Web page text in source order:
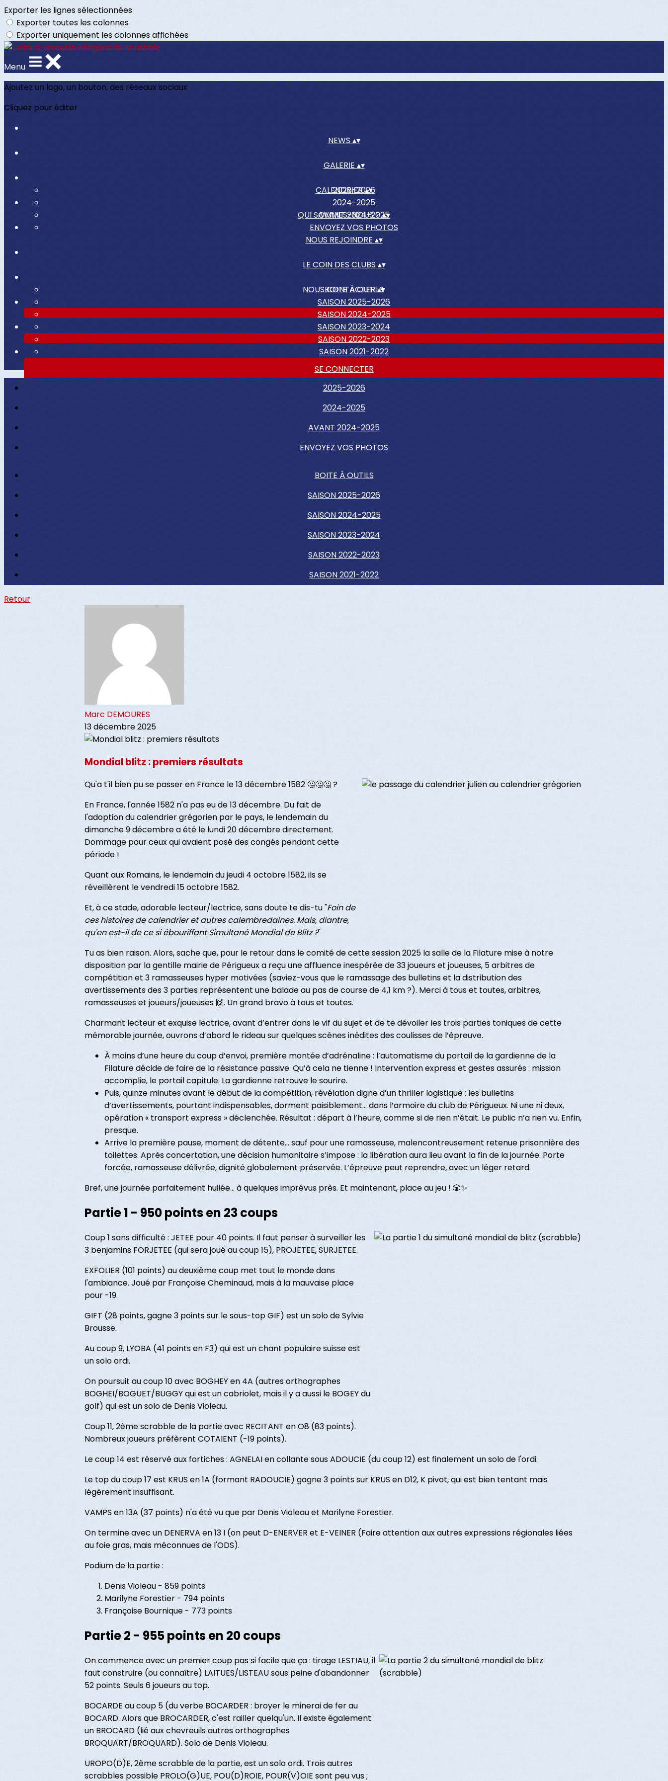
Exporter les lignes sélectionnées
Exporter toutes les colonnes
Exporter uniquement les colonnes affichées
Menu
Ajoutez un logo, un bouton, des réseaux sociaux
Cliquez pour éditer
NEWS ▴▾
GALERIE ▴▾
2025-2026
2024-2025
AVANT 2024-2025
ENVOYEZ VOS PHOTOS
CALENDRIER▴▾
QUI SOMMES-NOUS ?▴▾
NOUS REJOINDRE ▴▾
LE COIN DES CLUBS ▴▾
BOITE À OUTILS
SAISON 2025-2026
SAISON 2024-2025
SAISON 2023-2024
SAISON 2022-2023
SAISON 2021-2022
NOUS CONTACTER▴▾
SE CONNECTER
2025-2026
2024-2025
AVANT 2024-2025
ENVOYEZ VOS PHOTOS
BOITE À OUTILS
SAISON 2025-2026
SAISON 2024-2025
SAISON 2023-2024
SAISON 2022-2023
SAISON 2021-2022
Retour
Marc DEMOURES
13 décembre 2025
Mondial blitz : premiers résultats
Qu'a t'il bien pu se passer en France le 13 décembre 1582 🤔🤔🤔 ?
En France, l'année 1582 n'a pas eu de 13 décembre. Du fait de
l'adoption du calendrier grégorien par le pays, le lendemain du
dimanche 9 décembre a été le lundi 20 décembre directement.
Dommage pour ceux qui avaient posé des congés pendant cette
période !
Quant aux Romains, le lendemain du jeudi 4 octobre 1582, ils se
réveillèrent le vendredi 15 octobre 1582.
Et, à ce stade, adorable lecteur/lectrice, sans doute te dis-tu "Foin de
ces histoires de calendrier et autres calembredaines. Mais, diantre,
qu'en est-il de ce si ébouriffant Simultané Mondial de Blitz ?"
Tu as bien raison. Alors, sache que, pour le retour dans le comité de cette session 2025 la salle de la Filature mise à notre
disposition par la gentille mairie de Périgueux a reçu une affluence inespérée de 33 joueurs et joueuses, 5 arbitres de
compétition et 3 ramasseuses hyper motivées (saviez-vous que le ramassage des bulletins et la distribution des
avertissements des 3 parties représentent une balade au pas de course de 4,1 km ?). Merci à tous et toutes, arbitres,
ramasseuses et joueurs/joueuses 🙌. Un grand bravo à tous et toutes.
Charmant lecteur et exquise lectrice, avant d’entrer dans le vif du sujet et de te dévoiler les trois parties toniques de cette
mémorable journée, ouvrons d’abord le rideau sur quelques scènes inédites des coulisses de l’épreuve.
À moins d’une heure du coup d’envoi, première montée d’adrénaline : l’automatisme du portail de la gardienne de la
Filature décide de faire de la résistance passive. Qu’à cela ne tienne ! Intervention express et gestes assurés : mission
accomplie, le portail capitule. La gardienne retrouve le sourire.
Puis, quinze minutes avant le début de la compétition, révélation digne d’un thriller logistique : les bulletins
d’avertissements, pourtant indispensables, dorment paisiblement… dans l’armoire du club de Périgueux. Ni une ni deux,
opération « transport express » déclenchée. Résultat : départ à l’heure, comme si de rien n’était. Le public n’a rien vu. Enfin,
presque.
Arrive la première pause, moment de détente… sauf pour une ramasseuse, malencontreusement retenue prisonnière des
toilettes. Après concertation, une décision humanitaire s’impose : la libération aura lieu avant la fin de la journée. Porte
forcée, ramasseuse délivrée, dignité globalement préservée. L’épreuve peut reprendre, avec un léger retard.
Bref, une journée parfaitement huilée… à quelques imprévus près. Et maintenant, place au jeu ! 🎲✨
Partie 1 - 950 points en 23 coups
Coup 1 sans difficulté : JETEE pour 40 points. Il faut penser à surveiller les
3 benjamins FORJETEE (qui sera joué au coup 15), PROJETEE, SURJETEE.
EXFOLIER (101 points) au deuxième coup met tout le monde dans
l'ambiance. Joué par Françoise Cheminaud, mais à la mauvaise place
pour -19.
GIFT (28 points, gagne 3 points sur le sous-top GIF) est un solo de Sylvie
Brousse.
Au coup 9, LYOBA (41 points en F3) qui est un chant populaire suisse est
un solo ordi.
On poursuit au coup 10 avec BOGHEY en 4A (autres orthographes
BOGHEI/BOGUET/BUGGY qui est un cabriolet, mais il y a aussi le BOGEY du
golf) qui est un solo de Denis Violeau.
Coup 11, 2ème scrabble de la partie avec RECITANT en O8 (83 points).
Nombreux joueurs préfèrent COTAIENT (-19 points).
Le coup 14 est réservé aux fortiches : AGNELAI en collante sous ADOUCIE (du coup 12) est finalement un solo de l'ordi.
Le top du coup 17 est KRUS en 1A (formant RADOUCIE) gagne 3 points sur KRUS en D12, K pivot, qui est bien tentant mais
légèrement insuffisant.
VAMPS en 13A (37 points) n'a été vu que par Denis Violeau et Marilyne Forestier.
On termine avec un DENERVA en 13 I (on peut D-ENERVER et E-VEINER (Faire attention aux autres expressions régionales liées
au foie gras, mais méconnues de l'ODS).
Podium de la partie :
Denis Violeau - 859 points
Marilyne Forestier - 794 points
Françoise Bournique - 773 points
Partie 2 - 955 points en 20 coups
On commence avec un premier coup pas si facile que ça : tirage LESTIAU, il
faut construire (ou connaître) LAITUES/LISTEAU sous peine d'abandonner
52 points. Seuls 6 joueurs au top.
BOCARDE au coup 5 (du verbe BOCARDER : broyer le minerai de fer au
BOCARD. Alors que BROCARDER, c'est railler quelqu'un. Il existe également
un BROCARD (lié aux chevreuils autres orthographes
BROQUART/BROQUARD). Solo de Denis Violeau.
UROPO(D)E, 2ème scrabble de la partie, est un solo ordi. Trois autres
scrabbles possible PROLO(G)UE, POU(D)ROIE, POUR(V)OIE sont peu vus ;